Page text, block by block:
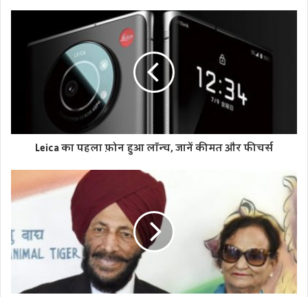
अदरक, धनिया, हरी मिर्च, मूंगफली का दाना, नमक और अमचूर पाउडर।
बनाने की विधि
चटनी बनाने के लिए गैस पर फ्राइ पैन गर्म करें और मूंगफली के दानों को
भून लें। जब मूंगफली ठंडी हो जाए तो इसका छिलका निकालकर अलग
कर लें। मिक्सर के जार में हरी धनिया, दो हरी मिर्च, लहसुन की कलियां,
कच्चा जीरा, अदरक, अमचूर पाउडर, नमक स्वाद के अनुसार डाल कर
बारीक पीस लें। आप चाहें तो इसमें पुदीना का पत्ता भी स्वाद बढा़ने के
लिए डाल सकती हैं।
Tags food food diaries
LIFESTYLE NEWS
Leica का पहला फ़ोन हुआ लॉन्च, जानें कीमत और फीचर्स